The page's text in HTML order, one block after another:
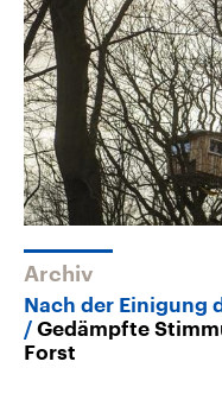
Archiv
Nach der Einigung
Gedämpfte
Forst